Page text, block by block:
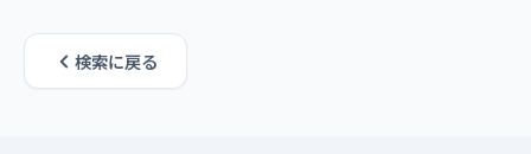
検索に戻る